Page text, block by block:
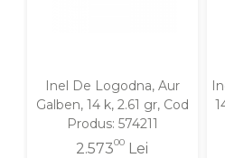
Inel De Logodna, Aur
Galben, 14 k, 2.61 gr, Cod
Produs: 574211
2.57300 Lei